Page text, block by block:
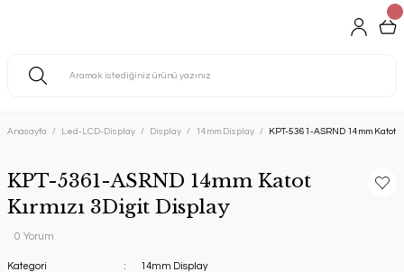
Anasayfa Led-LCD-Display Display 14mm Display KPT-5361-ASRND 14mm Katot
KPT-5361-ASRND 14mm Katot
Kırmızı 3Digit Display
0 Yorum
Kategori
14mm Display